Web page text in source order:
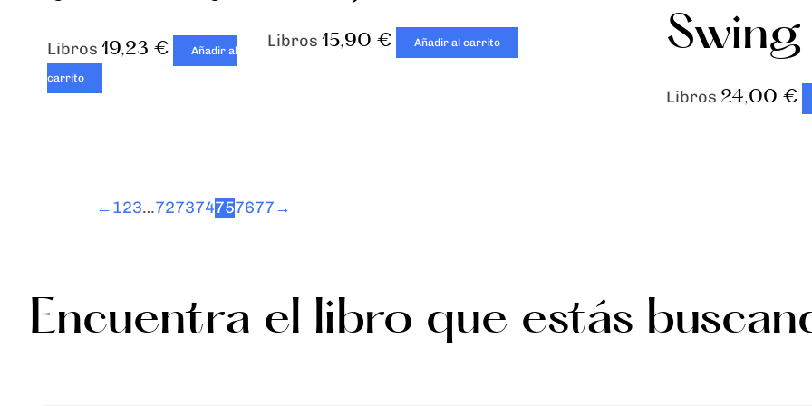
Libros 19,23 € Añadir al
carrito
Libros 15,90 € Añadir al carrito
Swing
Libros 24,00 €
←123…727374757677→
Encuentra el libro que estás